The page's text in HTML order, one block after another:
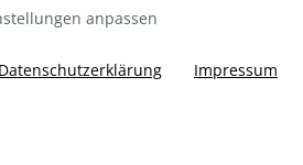
Welt Schobes.
anpassen
Datenschutzerklärung Impressum